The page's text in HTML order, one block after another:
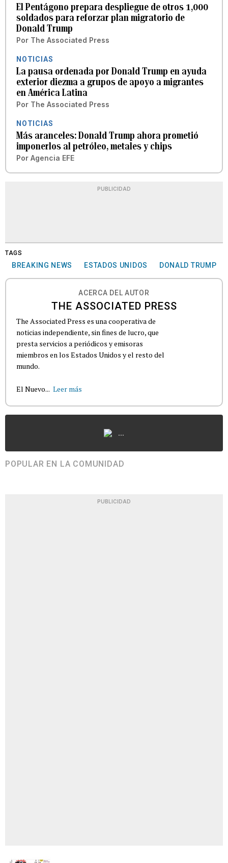
El Pentágono prepara despliegue de otros 1,000
soldados para reforzar plan migratorio de
Donald Trump
Por The Associated Press
NOTICIAS
La pausa ordenada por Donald Trump en ayuda
exterior diezma a grupos de apoyo a migrantes
en América Latina
Por The Associated Press
NOTICIAS
Más aranceles: Donald Trump ahora prometió
imponerlos al petróleo, metales y chips
Por Agencia EFE
PUBLICIDAD
TAGS
BREAKING NEWS ESTADOS UNIDOS DONALD TRUMP
ACERCA DEL AUTOR
THE ASSOCIATED PRESS
The Associated Press es una cooperativa de
noticias independiente, sin fines de lucro, que
presta servicios a periódicos y emisoras
miembros en los Estados Unidos y el resto del
mundo.
El Nuevo... Leer más
...
POPULAR EN LA COMUNIDAD
PUBLICIDAD